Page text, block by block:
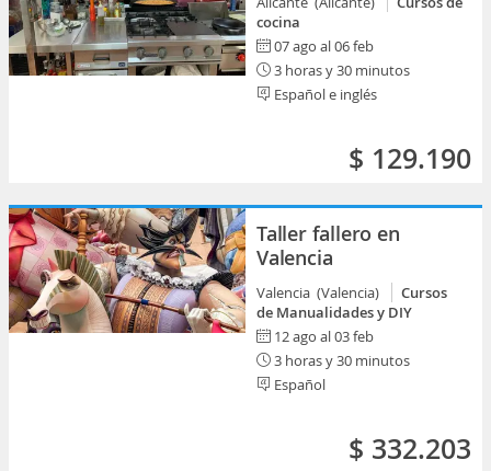
cocina
07 ago al 06 feb
3 horas y 30 minutos
Español e inglés
$ 129.190
Taller fallero en
Valencia
Valencia (Valencia)
Cursos
de Manualidades y DIY
12 ago al 03 feb
3 horas y 30 minutos
Español
$ 332.203